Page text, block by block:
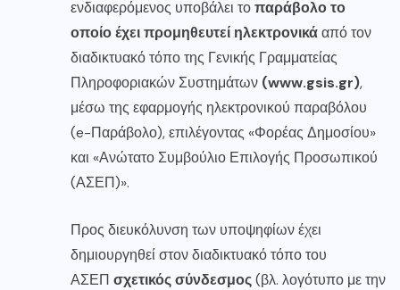
ενδιαφερόμενος υποβάλει τοπαράβολο το
οποίο έχει προμηθευτεί ηλεκτρονικάαπό τον
διαδικτυακό τόπο της Γενικής Γραμματείας
Πληροφοριακών Συστημάτων (www.gsis.gr),
μέσω της εφαρμογής ηλεκτρονικού παραβόλου
(e-Παράβολο), επιλέγοντας «Φορέας Δημοσίου»
και «Ανώτατο Συμβούλιο Επιλογής Προσωπικού
(ΑΣΕΠ)».
Προς διευκόλυνση των υποψηφίων έχει
δημιουργηθεί στον διαδικτυακό τόπο του
ΑΣΕΠ σχετικός σύνδεσμος(βλ. λογότυπο με την